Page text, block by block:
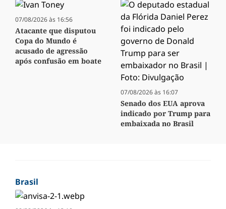
07/08/2026 às 16:56
Atacante que disputou
Copa do Mundo é
acusado de agressão
após confusão em boate
07/08/2026 às 16:07
Senado dos EUA aprova
indicado por Trump para
embaixada no Brasil
Brasil